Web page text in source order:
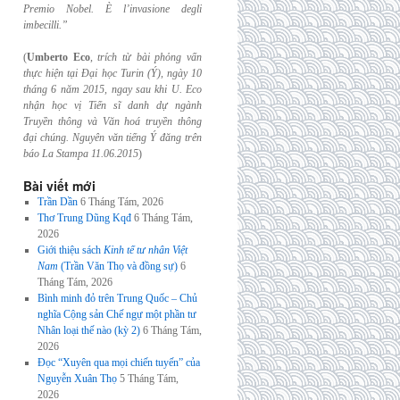
Premio Nobel. È l’invasione degli
imbecilli.”
(Umberto Eco,trích từ bài phỏng vấn
thực hiện tại Đại học Turin (Ý), ngày 10
tháng 6 năm 2015, ngay sau khi U. Eco
nhận học vị Tiến sĩ danh dự ngành
Truyền thông và Văn hoá truyền thông
đại chúng. Nguyên văn tiếng Ý đăng trên
báo La Stampa 11.06.2015)
Bài viết mới
Trần Dần 6 Tháng Tám, 2026
Thơ Trung Dũng Kqđ 6 Tháng Tám,
2026
Giới thiệu sách Kinh tế tư nhân Việt
Nam (Trần Văn Thọ và đồng sự) 6
Tháng Tám, 2026
Bình minh đỏ trên Trung Quốc – Chủ
nghĩa Cộng sản Chế ngự một phần tư
Nhân loại thế nào (kỳ 2) 6 Tháng Tám,
2026
Đọc “Xuyên qua mọi chiến tuyến” của
Nguyễn Xuân Thọ 5 Tháng Tám,
2026